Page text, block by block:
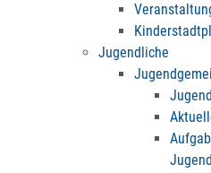
Jugendliche